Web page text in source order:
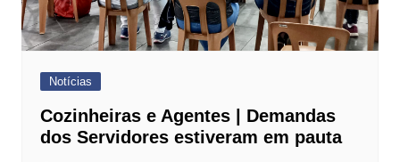
Notícias
Cozinheiras e Agentes | Demandas
dos Servidores estiveram em pauta